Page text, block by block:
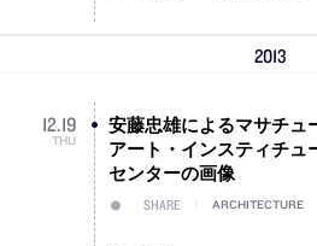
2013
12.19
THU
安藤忠雄によるマサチュ
アート・インスティチュ
センターの画像
SHARE ARCHITECTURE